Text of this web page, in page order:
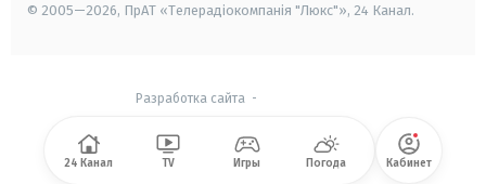
© 2005—2026, ПрАТ «Телерадіокомпанія "Люкс"», 24 Канал.
Разработка сайта -
24 Канал TV Игры Погода Кабинет